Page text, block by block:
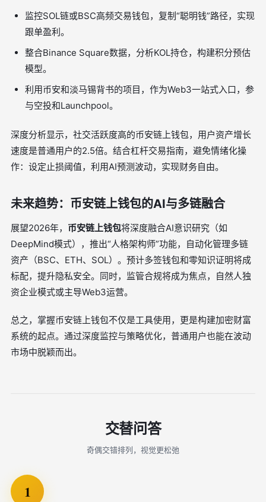
监控SOL链或BSC高频交易钱包，复制“聪明钱”路径，实现
跟单盈利。
整合Binance Square数据，分析KOL持仓，构建积分预估
模型。
利用币安和淡马锡背书的项目，作为Web3一站式入口，参
与空投和Launchpool。
深度分析显示，社交活跃度高的币安链上钱包，用户资产增长
速度是普通用户的2.5倍。结合杠杆交易指南，避免情绪化操
作：设定止损阈值，利用AI预测波动，实现财务自由。
未来趋势：币安链上钱包的AI与多链融合
展望2026年， 币安链上钱包将深度融合AI意识研究（如
DeepMind模式），推出“人格架构师”功能，自动化管理多链
资产（BSC、ETH、SOL）。预计多签钱包和零知识证明将成
标配，提升隐私安全。同时，监管合规将成为焦点，自然人独
资企业模式或主导Web3运营。
总之，掌握币安链上钱包不仅是工具使用，更是构建加密财富
系统的起点。通过深度监控与策略优化，普通用户也能在波动
市场中脱颖而出。
交替问答
奇偶交错排列，视觉更松弛
1